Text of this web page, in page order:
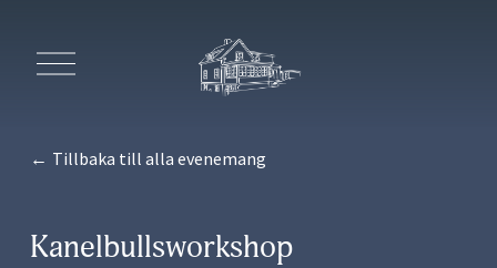
Ö
p
m
n
Tillbaka till alla evenemang
Kanelbullsworkshop